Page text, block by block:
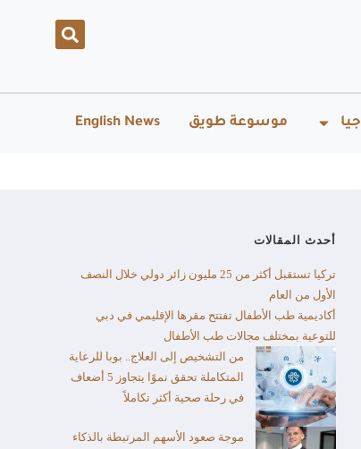
موسوعة طويق English News
أحدث المقالات
تركيا تستقبل أكثر من 25 مليون زائر دولي خلال النصف
الأول من العام​
أكاديمية طب الأطفال تفتتح مقرها الإقليمي في دبي
للتوعية بمختلف مجالات طب الأطفال
من التشخيص إلى العلاج.. بوبا للرعاية
المتكاملة تحقق نموًا يتجاوز 5 أضعاف
في رحلة صحية أكثر تكاملاً
موجة صعود الأسهم المرتبطة بالذكاء